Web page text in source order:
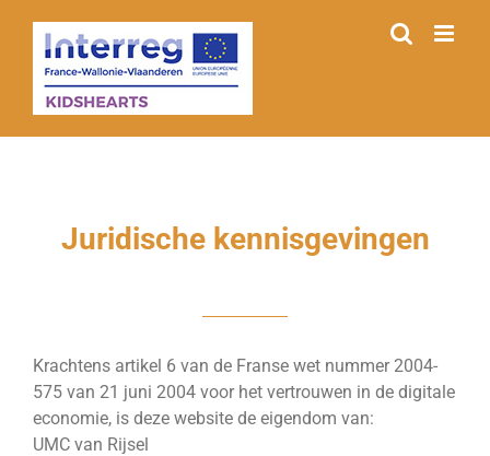
content
Juridische kennisgevingen
Krachtens artikel 6 van de Franse wet nummer 2004-
575 van 21 juni 2004 voor het vertrouwen in de digitale
economie, is deze website de eigendom van:
UMC van Rijsel